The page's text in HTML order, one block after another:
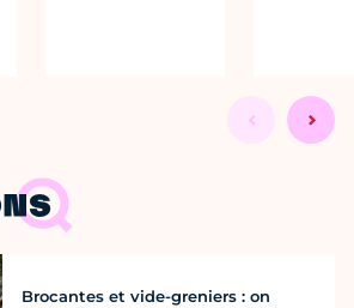
Brocantes et vide-greniers : on